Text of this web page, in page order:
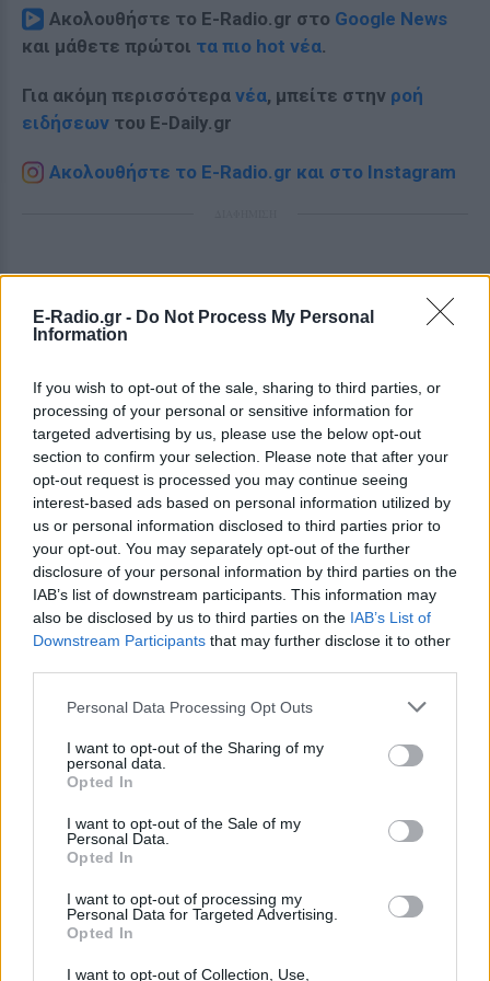
E-Radio.gr - Do Not Process My Personal
Information
If you wish to opt-out of the sale, sharing to third parties, or
processing of your personal or sensitive information for
targeted advertising by us, please use the below opt-out
section to confirm your selection. Please note that after your
opt-out request is processed you may continue seeing
interest-based ads based on personal information utilized by
us or personal information disclosed to third parties prior to
your opt-out. You may separately opt-out of the further
disclosure of your personal information by third parties on the
IAB’s list of downstream participants. This information may
also be disclosed by us to third parties on the IAB’s List of
Downstream Participants that may further disclose it to other
Personal Data Processing Opt Outs
I want to opt-out of the Sharing of my
personal data.
Opted In
I want to opt-out of the Sale of my
Personal Data.
Opted In
I want to opt-out of processing my
Personal Data for Targeted Advertising.
Opted In
I want to opt-out of Collection, Use,
Ακολουθήστε το E-Radio.gr στο Google News
και μάθετε πρώτοι τα πιο hot νέα.
Για ακόμη περισσότερα νέα, μπείτε στην ροή
ειδήσεων του E-Daily.gr
Ακολουθήστε το E-Radio.gr και στο Instagram
ΔΕΙΤΕ ΕΠΙΣΗΣ
και λεηλάτησε ξενοδοχείο και
Κέντρο Υγείας
Κατέστρεφε ό,τι έβρισκε μπροστά της